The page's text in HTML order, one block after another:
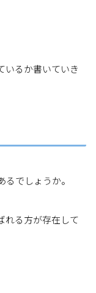
いるか書いていき
でしょうか。
れる方が存在して